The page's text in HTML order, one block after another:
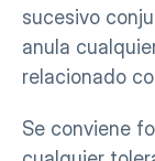
sucesivo
anula
relacionado
Se conviene